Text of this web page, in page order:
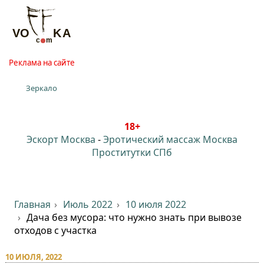
Реклама на сайте
Зеркало
18+
Эскорт Москва -Эротический массаж Москва
Проститутки СПб
Главная Июль 2022
10 июля 2022
Дача без мусора: что нужно знать при вывозе
отходов с участка
10 ИЮЛЯ, 2022